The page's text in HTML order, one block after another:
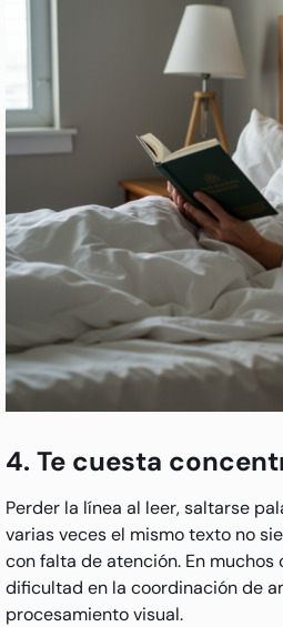
4. Te cuesta
Perder la línea al leer, saltarse
varias veces el mismo texto no
con falta de atención. En muchos
dificultad en la coordinación de
procesamiento visual.